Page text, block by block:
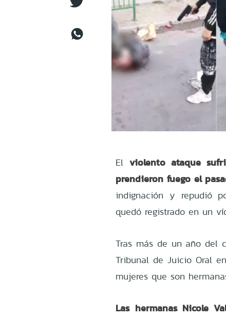
Elviolento ataque
prendieron fuego el
indignación y repudió
quedó registrado en un
Tras más de un año del
Tribunal de Juicio Oral
mujeres que son
Las hermanas Nicole